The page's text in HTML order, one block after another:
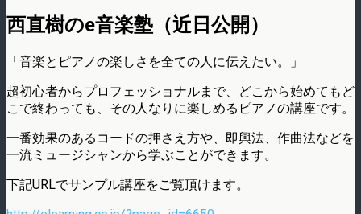
西直樹のe音楽塾（近日公開）
「音楽とピアノの楽しさを全ての人に伝えたい。」
超初心者からプロフェッショナルまで、どこから始めてもど
こで終わっても、その人なりに楽しめるピアノの講座です。
一番効果のあるコードの押さえ方や、即興法、作曲法などを
一流ミュージシャンから学ぶことができます。
下記URLでサンプル講座をご覧頂けます。